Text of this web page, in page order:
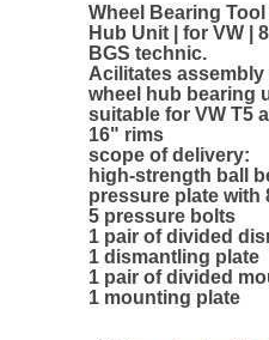
Wheel Bearing
Hub Unit | for VW |
BGS technic.
Аcilitates
wheel hub bearing
suitable for VW T5
16" rims
scope of delivery:
high-strength ball
pressure plate with
5 pressure bolts
1 pair of divided
1 dismantling plate
1 pair of divided
1 mounting plate